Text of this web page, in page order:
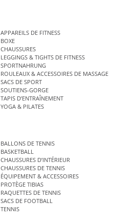
APPAREILS DE FITNESS
BOXE
CHAUSSURES
LEGGINGS & TIGHTS DE FITNESS
SPORTNAHRUNG
ROULEAUX & ACCESSOIRES DE MASSAGE
SACS DE SPORT
SOUTIENS-GORGE
TAPIS D’ENTRAÎNEMENT
YOGA & PILATES
BALLONS DE TENNIS
BASKETBALL
CHAUSSURES D’INTÉRIEUR
CHAUSSURES DE TENNIS
TENNIS
ÉQUIPEMENT & ACCESSOIRES
PROTÈGE TIBIAS
RAQUETTES DE TENNIS
SACS DE FOOTBALL
TENNIS